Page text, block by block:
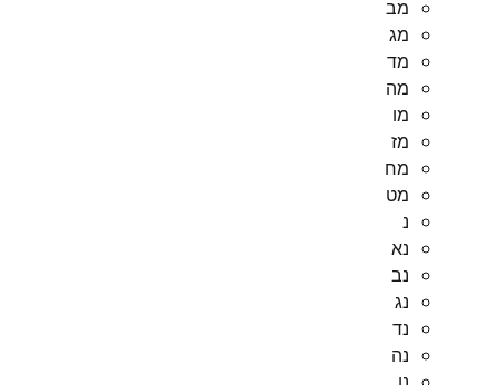
מב
מג
מד
מה
מו
מז
מח
מט
נ
נא
נב
נג
נד
נה